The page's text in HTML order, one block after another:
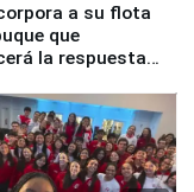
a su flota
que
la respuesta